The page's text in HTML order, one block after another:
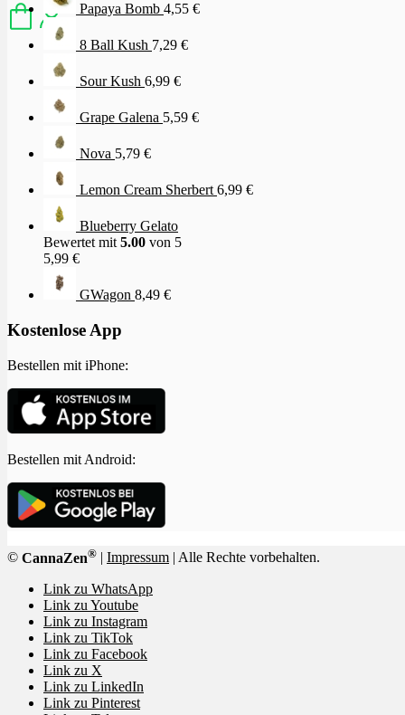
Papaya Bomb 4,55 €
8 Ball Kush 7,29 €
Sour Kush 6,99 €
Grape Galena 5,59 €
Nova 5,79 €
Lemon Cream Sherbert 6,99 €
Blueberry Gelato
Bewertet mit 5.00 von 5
5,99 €
GWagon 8,49 €
Kostenlose App
Bestellen mit iPhone:
Bestellen mit Android:
© CannaZen® Impressum | Alle Rechte vorbehalten.
Link zu WhatsApp
Link zu Youtube
Link zu Instagram
Link zu TikTok
Link zu Facebook
Link zu X
Link zu LinkedIn
Link zu Pinterest